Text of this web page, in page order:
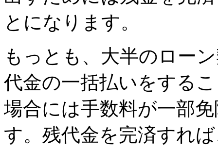
とになります。
もっとも、大半のロー
代金の一括払いをする
場合には手数料が一部
す。残代金を完済すれ